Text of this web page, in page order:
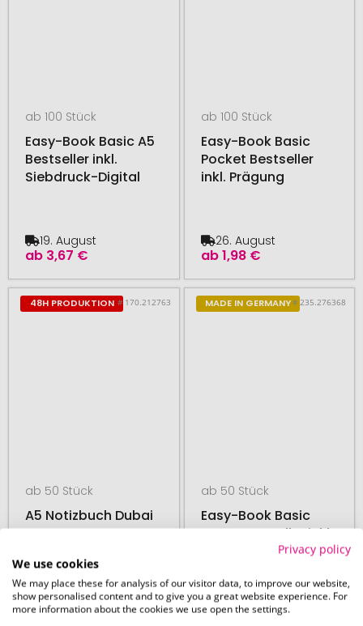
ab 100 Stück
Easy-Book Basic A5
Bestseller inkl.
Siebdruck-Digital
ab 3,67 €
19. August
ab 100 Stück
Easy-Book Basic
Pocket Bestseller
inkl. Prägung
ab1,98 €
26. August
48H PRODUKTION # 170.212763
ab 50 Stück
A5 Notizbuch Dubai
14. August
MADE IN GERMANY# 235.276368
ab 50 Stück
Easy-Book Basic
Large Bestseller inkl.
26. August
Privacy policy
We use cookies
We may place these for analysis of our visitor data, to improve our website,
show personalised content and to give you a great website experience. For
more information about the cookies we use open the settings.